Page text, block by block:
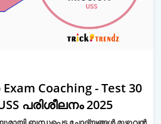
Coaching - Test 30
പരിശീലനം 2025